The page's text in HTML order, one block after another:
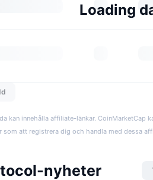
Loading
kan innehålla affiliate-länkar. CoinMarketCap
som att registrera dig och handla med dessa
nyheter